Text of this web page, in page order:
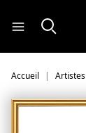
Accueil Artistes